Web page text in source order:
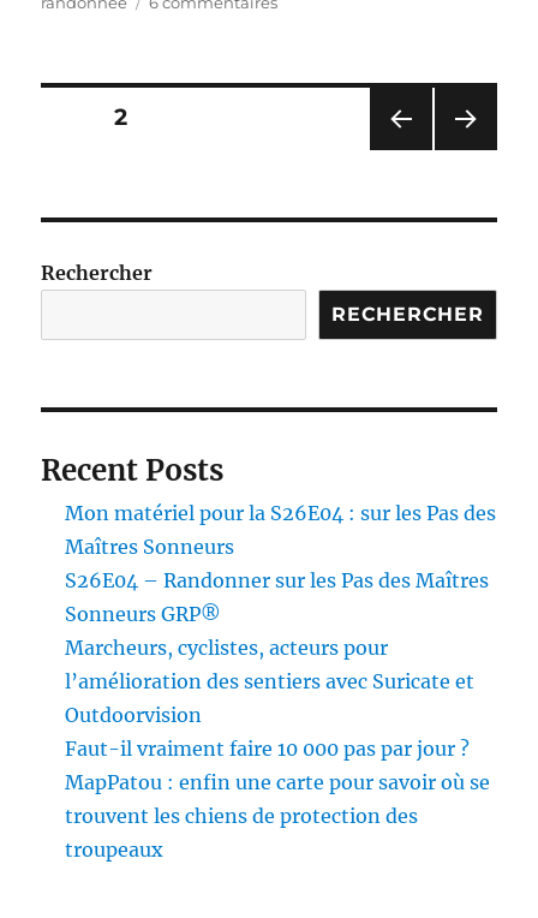
jours
Pagination
publications
CÉD
PAGE2
ANT
Rechercher
RECHERCHER
Recent Posts
Mon matériel pour la S26E04 : sur les Pas des
Maîtres Sonneurs
S26E04 – Randonner sur les Pas des Maîtres
Sonneurs GRP®
Marcheurs, cyclistes, acteurs pour
l’amélioration des sentiers avec Suricate et
Outdoorvision
Faut-il vraiment faire 10 000 pas par jour ?
MapPatou : enfin une carte pour savoir où se
trouvent les chiens de protection des
troupeaux